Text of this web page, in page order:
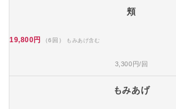
頬
19,800円 （6回） もみあげ含む
3,300円/回
もみあげ